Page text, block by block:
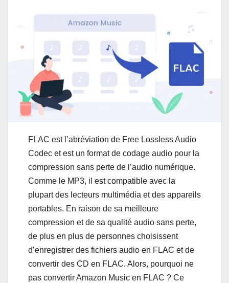
FLAC est l’abréviation de Free Lossless Audio
Codec et est un format de codage audio pour la
compression sans perte de l’audio numérique.
Comme le MP3, il est compatible avec la
plupart des lecteurs multimédia et des appareils
portables. En raison de sa meilleure
compression et de sa qualité audio sans perte,
de plus en plus de personnes choisissent
d’enregistrer des fichiers audio en FLAC et de
convertir des CD en FLAC. Alors, pourquoi ne
pas convertir Amazon Music en FLAC ? Ce